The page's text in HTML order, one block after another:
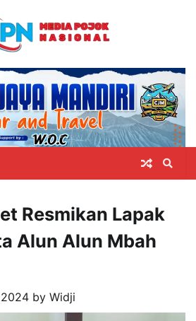
Resmikan Lapak
Alun Alun Mbah
by Widji